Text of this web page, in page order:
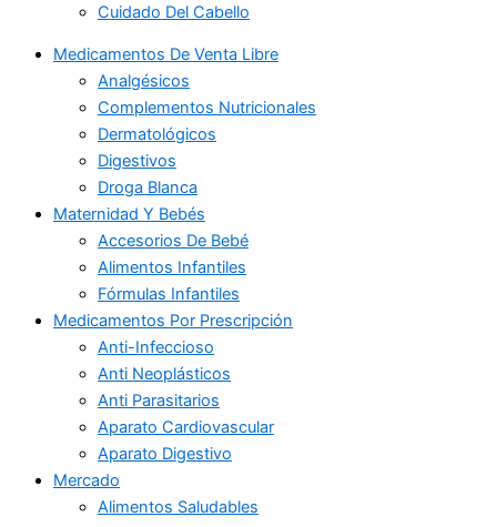
Cuidado Del Cabello
Medicamentos De Venta Libre
Analgésicos
Complementos Nutricionales
Dermatológicos
Digestivos
Droga Blanca
Maternidad Y Bebés
Accesorios De Bebé
Alimentos Infantiles
Fórmulas Infantiles
Medicamentos Por Prescripción
Anti-Infeccioso
Anti Neoplásticos
Anti Parasitarios
Aparato Cardiovascular
Aparato Digestivo
Mercado
Alimentos Saludables